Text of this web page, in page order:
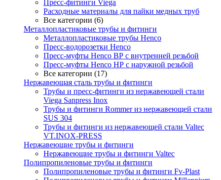
Пресс-фитинги Viega
Расходные материалы для пайки медных труб
Все категории (6)
Металлопластиковые трубы и фитинги
Металлопластиковые трубы Henco
Пресс-водорозетки Henco
Пресс-муфты Henco ВР с внутренней резьбой
Пресс-муфты Henco НР с наружной резьбой
Все категории (17)
Нержавеющая сталь трубы и фитинги
Трубы и пресс-фитинги из нержавеющей стали
Viega Sanpress Inox
Трубы и фитинги Rommer из нержавеющей стали
SUS 304
Трубы и фитинги из нержавеющей стали Valtec
VT.INOX-PRESS
Нержавеющие трубы и фитинги
Нержавеющие трубы и фитинги Valtec
Полипропиленовые трубы и фитинги
Полипропиленовые трубы и фитинги Fv-Plast